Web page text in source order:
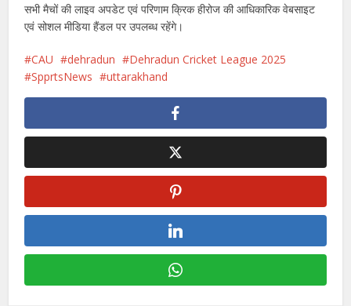
सभी मैचों की लाइव अपडेट एवं परिणाम क्रिक हीरोज की आधिकारिक वेबसाइट
एवं सोशल मीडिया हैंडल पर उपलब्ध रहेंगे।
CAU dehradun
Dehradun Cricket League 2025
SpprtsNews
uttarakhand